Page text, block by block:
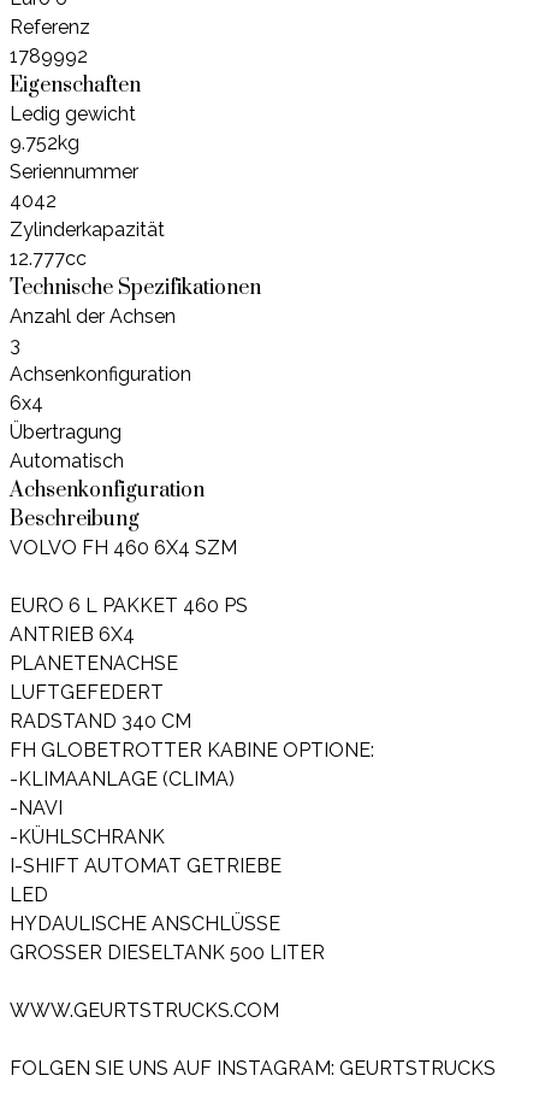
Referenz
1789992
Eigenschaften
Ledig gewicht
9.752kg
Seriennummer
4042
Zylinderkapazität
12.777cc
Technische Spezifikationen
Anzahl der Achsen
3
Achsenkonfiguration
6x4
Übertragung
Automatisch
Achsenkonfiguration
Beschreibung
VOLVO FH 460 6X4 SZM
EURO 6 L PAKKET 460 PS
ANTRIEB 6X4
PLANETENACHSE
LUFTGEFEDERT
RADSTAND 340 CM
FH GLOBETROTTER KABINE OPTIONE:
-KLIMAANLAGE (CLIMA)
-NAVI
-KÜHLSCHRANK
I-SHIFT AUTOMAT GETRIEBE
LED
HYDAULISCHE ANSCHLÜSSE
GROSSER DIESELTANK 500 LITER
WWW.GEURTSTRUCKS.COM
FOLGEN SIE UNS AUF INSTAGRAM: GEURTSTRUCKS